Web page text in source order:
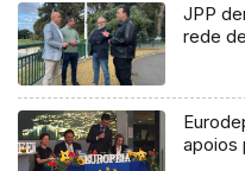
JPP
rede
apoios